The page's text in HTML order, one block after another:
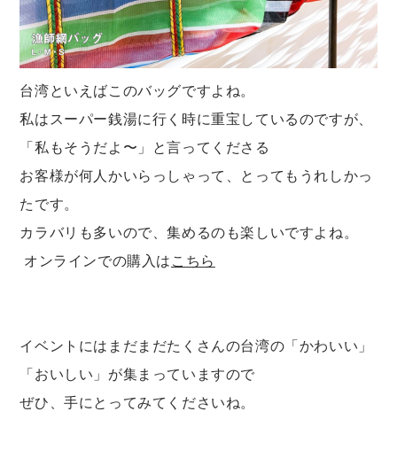
台湾といえばこのバッグですよね。
私はスーパー銭湯に行く時に重宝しているのですが、
「私もそうだよ〜」と言ってくださる
お客様が何人かいらっしゃって、とってもうれしかっ
たです。
カラバリも多いので、集めるのも楽しいですよね。
オンラインでの購入は こちら
イベントにはまだまだたくさんの台湾の「かわいい」
「おいしい」が集まっていますので
ぜひ、手にとってみてくださいね。